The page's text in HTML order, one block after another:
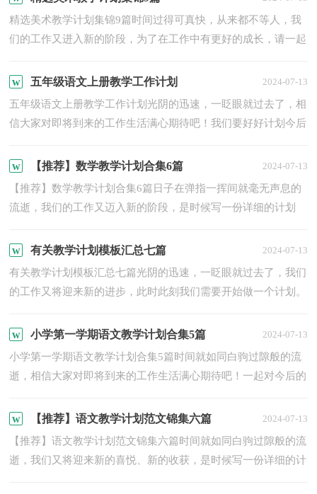
精选美术教学计划集锦9篇时间过得可真快，从来都不等人，我
们的工作又进入新的阶段，为了在工作中有更好的成长，请一起
小编...五年级语文上册教学工作计划 2024-07-13
五年级语文上册教学工作计划光阴的迅速，一眨眼就过去了，相
信大家对即将到来的工作生活满心期待吧！我们要好好计划今后
整...
【推荐】数学教学计划合集6篇 2024-07-13
【推荐】数学教学计划合集6篇日子在弹指一挥间就毫无声息的
流逝，我们的工作又迈入新的阶段，是时候写一份详细的计划
数...
有关教学计划模板汇总七篇 2024-07-13
有关教学计划模板汇总七篇光阴的迅速，一眨眼就过去了，我们
的工作又将迎来新的进步，此时此刻我们需要开始做一个计划。
篇，...小学第一学期语文教学计划合集5篇 2024-07-13
小学第一学期语文教学计划合集5篇时间就如同白驹过隙般的流
逝，相信大家对即将到来的工作生活满心期待吧！一起对今后的
【推荐】语文教学计划范文锦集六篇 2024-07-13
【推荐】语文教学计划范文锦集六篇时间就如同白驹过隙般的流
逝，我们又将迎来新的喜悦、新的收获，是时候写一份详细的计